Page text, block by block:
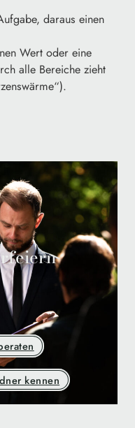
daraus einen
Wert oder eine
alle Bereiche zieht
kennen